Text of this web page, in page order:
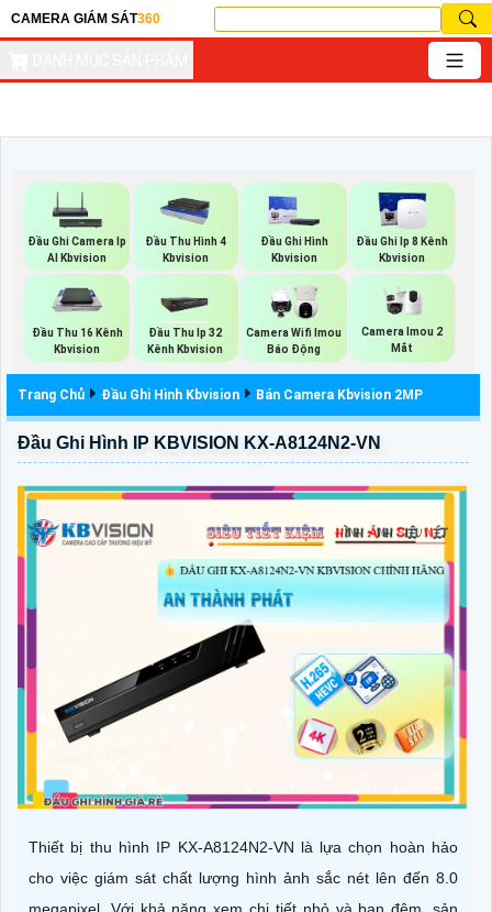
CAMERA GIÁM SÁT360
Đầu Ghi Camera Ip
AI Kbvision
Đầu Thu Hình 4
Kbvision
Đầu Ghi Hình
Kbvision
Đầu Ghi Ip 8 Kênh
Kbvision
Đầu Thu 16 Kênh
Kbvision
Đầu Thu Ip 32
Kênh Kbvision
Camera Wifi Imou
Báo Động
Camera Imou 2
Mắt
Trang Chủ Đầu Ghi Hình Kbvision Bán Camera Kbvision 2MP
Đầu Ghi Hình IP KBVISION KX-A8124N2-VN
Thiết bị thu hình IP KX-A8124N2-VN là lựa chọn hoàn hảo
cho việc giám sát chất lượng hình ảnh sắc nét lên đến 8.0